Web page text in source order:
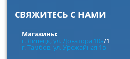
СВЯЖИТЕСЬ С НАМИ
Магазины:
г. Липецк, ул. Доватора 10а/1
г. Тамбов, ул. Урожайная 1в